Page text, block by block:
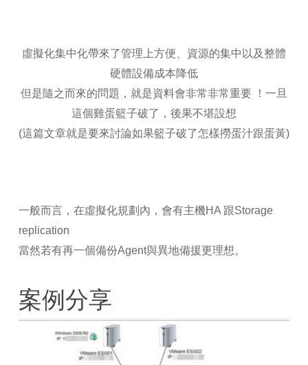
虛擬化集中化帶來了管理上方便、資源的集中以及整體
硬體設備成本降低
但是隨之而來的問題，就是資料會非常非常重要 ！一旦
這個雞蛋籃子破了，後果不堪設想
(這篇文章就是要來討論如果籃子破了怎樣撈蛋汁跟蛋黃)
一般而言，在虛擬化規劃內，會有主機HA 跟Storage
replication
當然若有再一個備份Agent與異地備援更理想。
案例分享